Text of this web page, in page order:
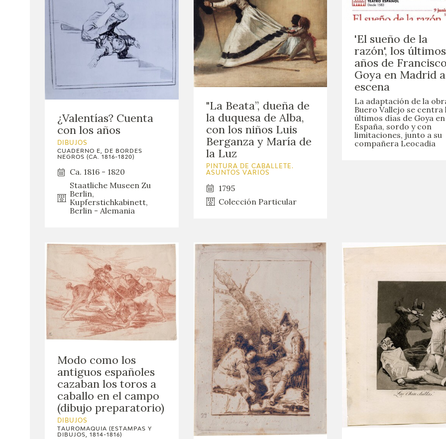
¿Valentías? Cuenta
con los años
DIBUJOS
CUADERNO E, DE BORDES
NEGROS (CA. 1816-1820)
Ca. 1816 - 1820
Staatliche Museen Zu
Berlin,
Kupferstichkabinett,
Berlin - Alemania
"La Beata”, dueña de
la duquesa de Alba,
con los niños Luis
Berganza y María de
la Luz
PINTURA DE CABALLETE.
ASUNTOS VARIOS
1795
Colección Particular
'El sueño de la
razón', los últimos
años de
Goya en Madrid a
escena
La adaptación de la
Buero Vallejo se centra
últimos días de Goya en
España, sordo y con
limitaciones, junto a su
compañera Leocadia
Modo como los
antiguos españoles
cazaban los toros a
caballo en el campo
(dibujo preparatorio)
DIBUJOS
TAUROMAQUIA (ESTAMPAS Y
DIBUJOS, 1814-1816)